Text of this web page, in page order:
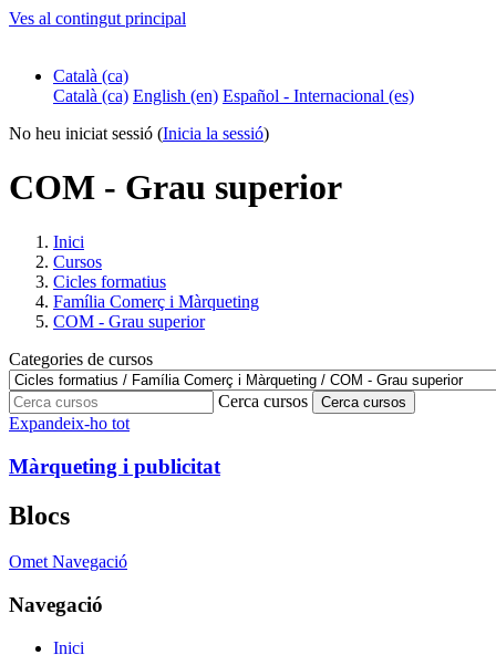
Ves al contingut principal
Català ‎(ca)‎
Català ‎(ca)‎ English ‎(en)‎ Español - Internacional ‎(es)‎
No heu iniciat sessió (Inicia la sessió)
COM - Grau superior
Inici
Cursos
Cicles formatius
Família Comerç i Màrqueting
COM - Grau superior
Categories de cursos
Cerca cursos Cerca cursos
Expandeix-ho tot
Màrqueting i publicitat
Blocs
Omet Navegació
Navegació
Inici